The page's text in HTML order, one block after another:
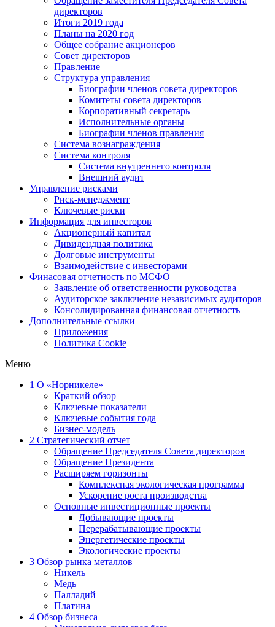
директоров
Итоги 2019 года
Планы на 2020 год
Общее собрание акционеров
Совет директоров
Правление
Структура управления
Биографии членов совета директоров
Комитеты совета директоров
Корпоративный секретарь
Исполнительные органы
Биографии членов правления
Система вознаграждения
Система контроля
Система внутреннего контроля
Внешний аудит
Управление рисками
Риск-менеджмент
Ключевые риски
Информация для инвесторов
Акционерный капитал
Дивидендная политика
Долговые инструменты
Взаимодействие с инвеcторами
Финасовая отчетность по МСФО
Заявление об ответственности руководства
Аудиторское заключение независимых аудиторов
Консолидированная финансовая отчетность
Дополнительные ссылки
Приложения
Политика Cookie
Меню
1 О «Норникеле»
Краткий обзор
Ключевые показатели
Ключевые события года
Бизнес-модель
2 Стратегический отчет
Обращение Председателя Совета директоров
Обращение Президента
Расширяем горизонты
Комплексная экологическая программа
Ускорение роста производства
Основные инвестиционные проекты
Добывающие проекты
Перерабатывающие проекты
Энергетические проекты
Экологические проекты
3 Обзор рынка металлов
Никель
Медь
Палладий
Платина
4 Обзор бизнеса